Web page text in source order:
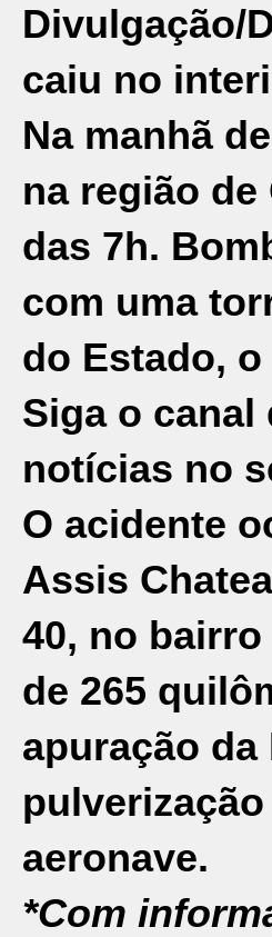
Divulgação/
caiu no
Na manhã
na região
das 7h.
com uma
do Estado,
Siga o canal
notícias no
O acidente
Assis
40, no
de 265
apuração da
aeronave.
*Com